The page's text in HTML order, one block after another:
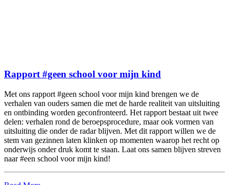
Rapport #geen school voor mijn kind
Met ons rapport #geen school voor mijn kind brengen we de
verhalen van ouders samen die met de harde realiteit van uitsluiting
en ontbinding worden geconfronteerd. Het rapport bestaat uit twee
delen: verhalen rond de beroepsprocedure, maar ook vormen van
uitsluiting die onder de radar blijven. Met dit rapport willen we de
stem van gezinnen laten klinken op momenten waarop het recht op
onderwijs onder druk komt te staan. Laat ons samen blijven streven
naar #een school voor mijn kind!